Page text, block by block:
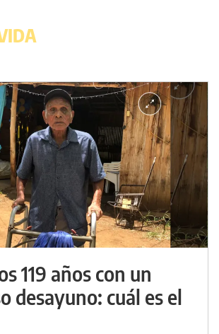
119 años con un
desayuno: cuál es el